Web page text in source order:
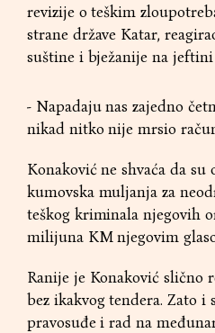
revizije o teškim
strane države Katar,
suštine i bježanije na jeftini
- Napadaju nas zajedno
nikad nitko nije mrsio
Konaković ne shvaća da
kumovska muljanja za
teškog kriminala njegovih
milijuna KM njegovim
Ranije je Konaković slično
bez ikakvog tendera. Zato
pravosuđe i rad na